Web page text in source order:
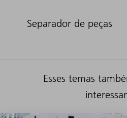
Separador de peças
Esses temas